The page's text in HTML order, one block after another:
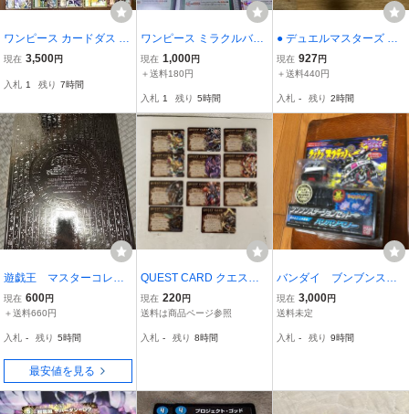
ワンピース カードダス ハ
イパーバトル まとめ売り
現在 3,500円
入札 1 残り 7時間
ワンピース ミラクルバト
ルカードダス 麦わらの一
味 12枚セット
現在 1,000円
＋送料180円
入札 1 残り 5時間
● デュエルマスターズ 遊
戯王 金色のガッシュベ
ル トレーディングカー
ース付き
現在 927円
＋送料440円
入札 - 残り 2時間
遊戯王 マスターコレク
ション ケースのみ
現在 600円
＋送料660円
入札 - 残り 5時間
最安値を見る
QUEST CARD クエスト
カード ★ デュエルマ
スターズカード クエス
当時もの） ★（中古
現在 220円
送料は商品ページ参照
入札 - 残り 8時間
バンダイ ブンブンスク
ラッパー ブンブンステ
ーションセット バリ
現在 3,000円
送料未定
入札 - 残り 9時間